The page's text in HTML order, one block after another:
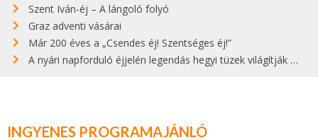
Szent Iván-éj – A lángoló folyó
Graz adventi vásárai
Már 200 éves a „Csendes éj! Szentséges éj!”
A nyári napforduló éjjelén legendás hegyi tüzek világítják meg Zugspitzét
INGYENES PROGRAMAJÁNLÓ